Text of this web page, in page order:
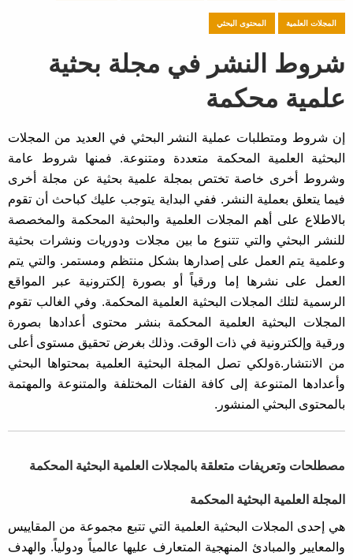
المجلات العلمية المحتوى البحثي
شروط النشر في مجلة بحثية
علمية محكمة
إن شروط ومتطلبات عملية النشر البحثي في العديد من المجلات
البحثية العلمية المحكمة متعددة ومتنوعة. فمنها شروط عامة
وشروط أخرى خاصة تختص بمجلة علمية بحثية عن مجلة أخرى
فيما يتعلق بعملية النشر. ففي البداية يتوجب عليك كباحث أن تقوم
بالاطلاع على أهم المجلات العلمية والبحثية المحكمة والمخصصة
للنشر البحثي والتي تتنوع ما بين مجلات ودوريات ونشرات بحثية
وعلمية يتم العمل على إصدارها بشكل منتظم ومستمر. والتي يتم
العمل على نشرها إما ورقياً أو بصورة إلكترونية عبر المواقع
الرسمية لتلك المجلات البحثية العلمية المحكمة. وفي الغالب تقوم
المجلات البحثية العلمية المحكمة بنشر محتوى أعدادها بصورة
ورقية وإلكترونية في ذات الوقت. وذلك بغرض تحقيق مستوى أعلى
من الانتشار.ةولكي تصل المجلة البحثية العلمية بمحتواها البحثي
وأعدادها المتنوعة إلى كافة الفئات المختلفة والمتنوعة والمهتمة
بالمحتوى البحثي المنشور.
مصطلحات وتعريفات متعلقة بالمجلات العلمية البحثية المحكمة
المجلة العلمية البحثية المحكمة
هي إحدى المجلات البحثية العلمية التي تتبع مجموعة من المقاييس
والمعايير والمبادئ المنهجية المتعارف عليها عالمياً ودولياً. والهدف